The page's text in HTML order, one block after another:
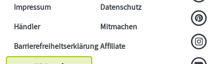
Impressum
Datenschutz
Händler
Mitmachen
BarrierefreiheitserklärungAffiliate